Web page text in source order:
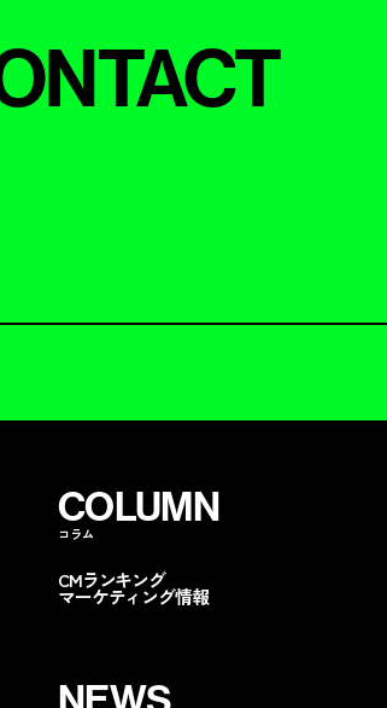
COLUMN
コラム
CMランキング
マーケティング情報